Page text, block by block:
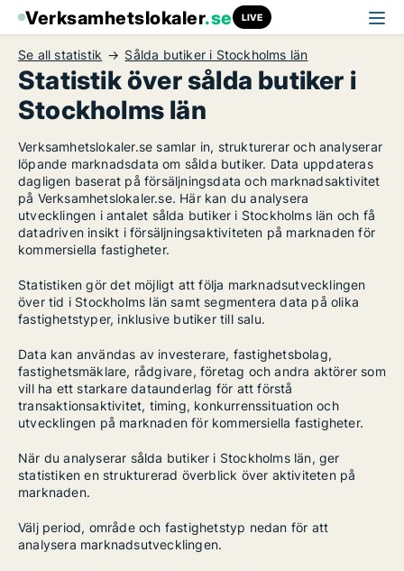
Verksamhetslokaler.se LIVE
Se all statistik Sålda butiker i Stockholms län
Statistik över sålda butiker i
Stockholms län
Verksamhetslokaler.se samlar in, strukturerar och analyserar
löpande marknadsdata om sålda butiker. Data uppdateras
dagligen baserat på försäljningsdata och marknadsaktivitet
på Verksamhetslokaler.se. Här kan du analysera
utvecklingen i antalet sålda butiker i Stockholms län och få
datadriven insikt i försäljningsaktiviteten på marknaden för
kommersiella fastigheter.
Statistiken gör det möjligt att följa marknadsutvecklingen
över tid i Stockholms län samt segmentera data på olika
fastighetstyper, inklusive butiker till salu.
Data kan användas av investerare, fastighetsbolag,
fastighetsmäklare, rådgivare, företag och andra aktörer som
vill ha ett starkare dataunderlag för att förstå
transaktionsaktivitet, timing, konkurrenssituation och
utvecklingen på marknaden för kommersiella fastigheter.
När du analyserar sålda butiker i Stockholms län, ger
statistiken en strukturerad överblick över aktiviteten på
marknaden.
Välj period, område och fastighetstyp nedan för att
analysera marknadsutvecklingen.